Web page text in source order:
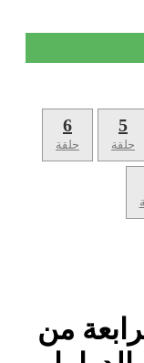
5
حلقة
6
حلقة
الحلقة 4 الرابعة من